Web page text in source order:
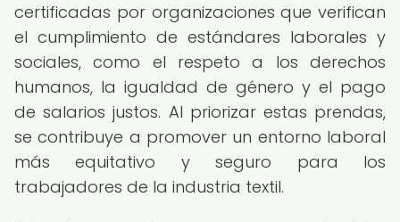
certificadas por organizaciones que verifican
el cumplimiento de estándares laborales y
sociales, como el respeto a los derechos
humanos, la igualdad de género y el pago
de salarios justos. Al priorizar estas prendas,
se contribuye a promover un entorno laboral
más equitativo y seguro para los
trabajadores de la industria textil.